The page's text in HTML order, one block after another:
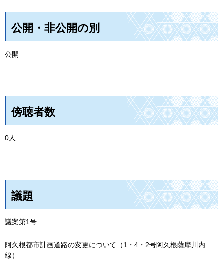
公開・非公開の別
公開
傍聴者数
0人
議題
議案第1号
阿久根都市計画道路の変更について（1・4・2号阿久根薩摩川内
線）